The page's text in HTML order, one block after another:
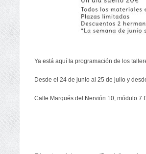
Ya está aquí la programación de los
Desde el 24 de junio al 25 de julio y
Calle Marqués del Nervión 10, módulo 7